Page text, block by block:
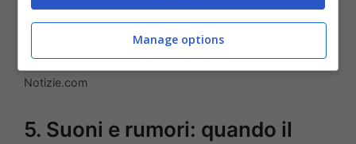
Rolex Daytona John Mayer Green Dial Cosmograph –
Notizie.com
5. Suoni e rumori: quando il
Manage options